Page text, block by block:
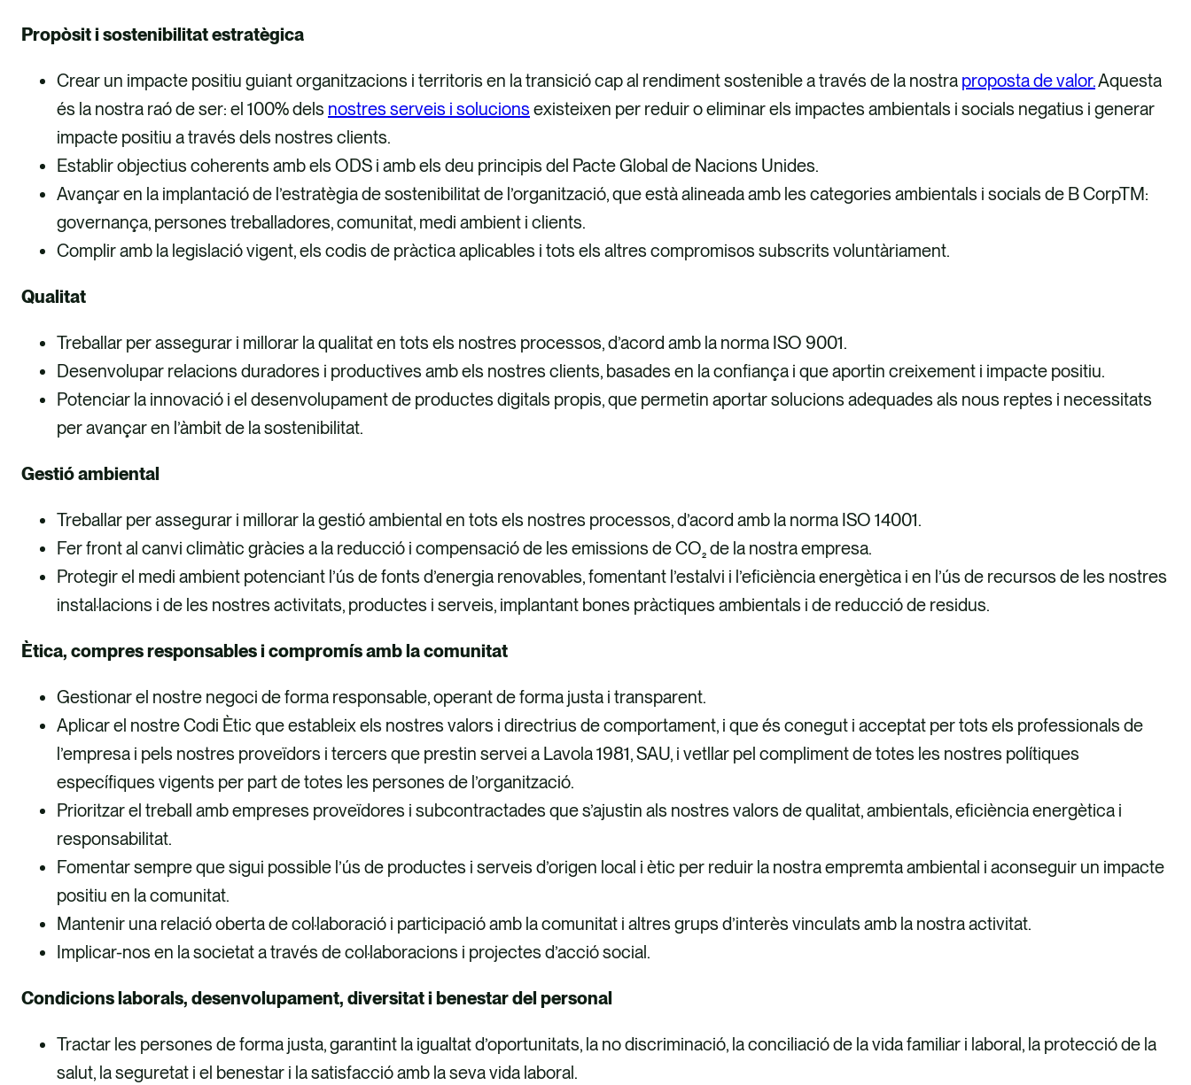
Propòsit i sostenibilitat estratègica
Crear un impacte positiu guiant organitzacions i territoris en la transició cap al rendiment sostenible a través de la nostra proposta de valor.Aquesta
és la nostra raó de ser: el 100% dels nostres serveis i solucions existeixen per reduir o eliminar els impactes ambientals i socials negatius i generar
impacte positiu a través dels nostres clients.
Establir objectius coherents amb els ODS i amb els deu principis del Pacte Global de Nacions Unides.
Avançar en la implantació de l’estratègia de sostenibilitat de l’organització, que està alineada amb les categories ambientals i socials de B CorpTM:
governança, persones treballadores, comunitat, medi ambient i clients.
Complir amb la legislació vigent, els codis de pràctica aplicables i tots els altres compromisos subscrits voluntàriament.
Qualitat
Treballar per assegurar i millorar la qualitat en tots els nostres processos, d’acord amb la norma ISO 9001.
Desenvolupar relacions duradores i productives amb els nostres clients, basades en la confiança i que aportin creixement i impacte positiu.
Potenciar la innovació i el desenvolupament de productes digitals propis, que permetin aportar solucions adequades als nous reptes i necessitats
per avançar en l’àmbit de la sostenibilitat.
Gestió ambiental
Treballar per assegurar i millorar la gestió ambiental en tots els nostres processos, d’acord amb la norma ISO 14001.
Fer front al canvi climàtic gràcies a la reducció i compensació de les emissions de CO₂ de la nostra empresa.
Protegir el medi ambient potenciant l’ús de fonts d’energia renovables, fomentant l’estalvi i l’eficiència energètica i en l’ús de recursos de les nostres
instal·lacions i de les nostres activitats, productes i serveis, implantant bones pràctiques ambientals i de reducció de residus.
Ètica, compres responsables i compromís amb la comunitat
Gestionar el nostre negoci de forma responsable, operant de forma justa i transparent.
Aplicar el nostre Codi Ètic que estableix els nostres valors i directrius de comportament, i que és conegut i acceptat per tots els professionals de
l’empresa i pels nostres proveïdors i tercers que prestin servei a Lavola 1981, SAU, i vetllar pel compliment de totes les nostres polítiques
específiques vigents per part de totes les persones de l’organització.
Prioritzar el treball amb empreses proveïdores i subcontractades que s’ajustin als nostres valors de qualitat, ambientals, eficiència energètica i
responsabilitat.
Fomentar sempre que sigui possible l’ús de productes i serveis d’origen local i ètic per reduir la nostra empremta ambiental i aconseguir un impacte
positiu en la comunitat.
Mantenir una relació oberta de col·laboració i participació amb la comunitat i altres grups d’interès vinculats amb la nostra activitat.
Implicar-nos en la societat a través de col·laboracions i projectes d’acció social.
Condicions laborals, desenvolupament, diversitat i benestar del personal
Tractar les persones de forma justa, garantint la igualtat d’oportunitats, la no discriminació, la conciliació de la vida familiar i laboral, la protecció de la
salut, la seguretat i el benestar i la satisfacció amb la seva vida laboral.